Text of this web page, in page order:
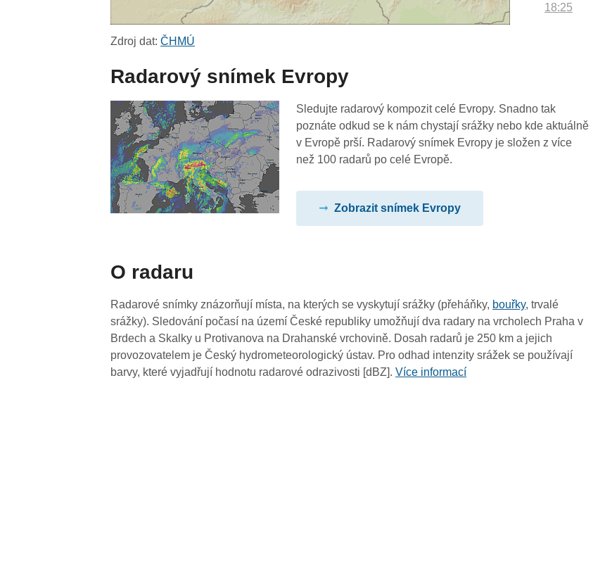
18:25
17:25
17:15
17:05
15:25
15:15
15:05
14:55
Zdroj dat:ČHMÚ
Radarový snímek Evropy
Sledujte radarový kompozit celé Evropy. Snadno tak
poznáte odkud se k nám chystají srážky nebo kde aktuálně
v Evropě prší. Radarový snímek Evropy je složen z více
než 100 radarů po celé Evropě.
Zobrazit snímek Evropy
O radaru
Radarové snímky znázorňují místa, na kterých se vyskytují srážky (přeháňky, bouřky, trvalé
srážky). Sledování počasí na území České republiky umožňují dva radary na vrcholech Praha v
Brdech a Skalky u Protivanova na Drahanské vrchovině. Dosah radarů je 250 km a jejich
provozovatelem je Český hydrometeorologický ústav. Pro odhad intenzity srážek se používají
barvy, které vyjadřují hodnotu radarové odrazivosti [dBZ].Více informací